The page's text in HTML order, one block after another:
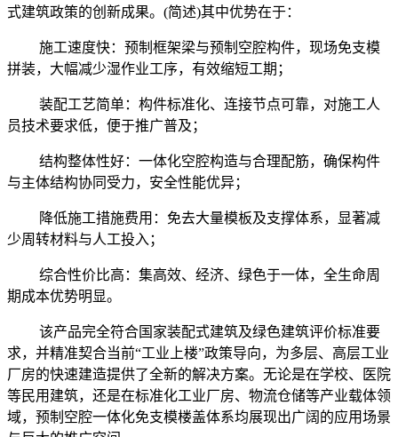
式建筑政策的创新成果。(简述)其中优势在于：
施工速度快：预制框架梁与预制空腔构件，现场免支模
拼装，大幅减少湿作业工序，有效缩短工期；
装配工艺简单：构件标准化、连接节点可靠，对施工人
员技术要求低，便于推广普及；
结构整体性好：一体化空腔构造与合理配筋，确保构件
与主体结构协同受力，安全性能优异；
降低施工措施费用：免去大量模板及支撑体系，显著减
少周转材料与人工投入；
综合性价比高：集高效、经济、绿色于一体，全生命周
期成本优势明显。
该产品完全符合国家装配式建筑及绿色建筑评价标准要
求，并精准契合当前“工业上楼”政策导向，为多层、高层工业
厂房的快速建造提供了全新的解决方案。无论是在学校、医院
等民用建筑，还是在标准化工业厂房、物流仓储等产业载体领
域，预制空腔一体化免支模楼盖体系均展现出广阔的应用场景